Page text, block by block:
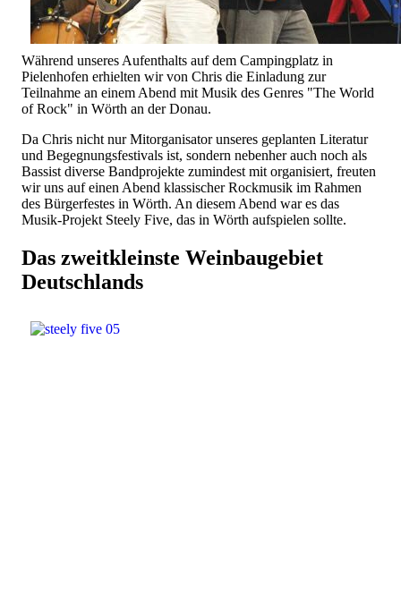
Während unseres Aufenthalts auf dem Campingplatz in
Pielenhofen erhielten wir von Chris die Einladung zur
Teilnahme an einem Abend mit Musik des Genres "The World
of Rock" in Wörth an der Donau.
Da Chris nicht nur Mitorganisator unseres geplanten Literatur
und Begegnungsfestivals ist, sondern nebenher auch noch als
Bassist diverse Bandprojekte zumindest mit organisiert, freuten
wir uns auf einen Abend klassischer Rockmusik im Rahmen
des Bürgerfestes in Wörth. An diesem Abend war es das
Musik-Projekt Steely Five, das in Wörth aufspielen sollte.
Das zweitkleinste Weinbaugebiet
Deutschlands